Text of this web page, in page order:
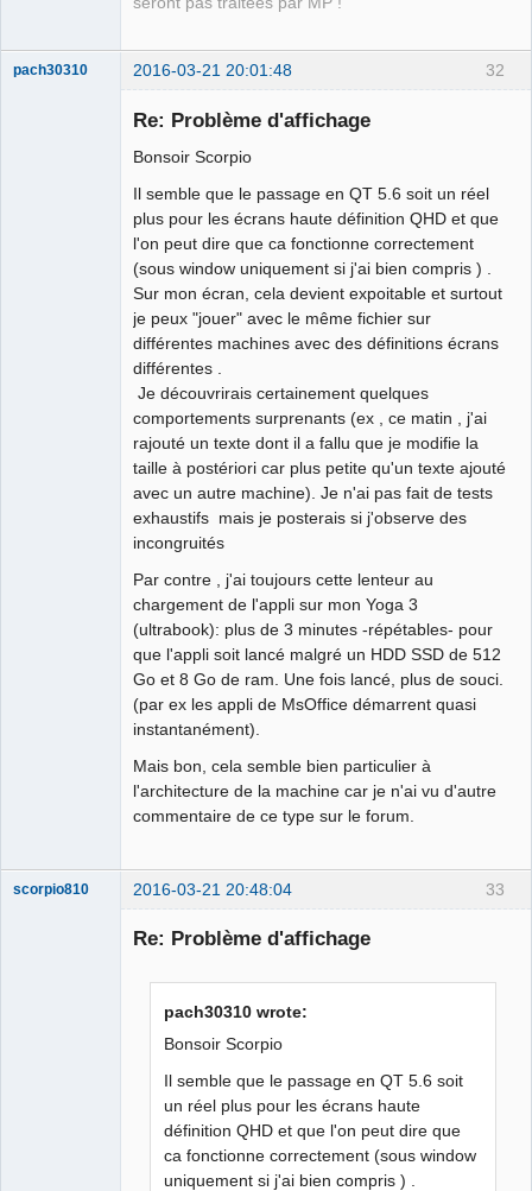
32
pach30310 2016-03-21 20:01:48
Re: Problème d'affichage
Bonsoir Scorpio
Il semble que le passage en QT 5.6 soit un réel
plus pour les écrans haute définition QHD et que
l'on peut dire que ca fonctionne correctement
(sous window uniquement si j'ai bien compris ) .
Sur mon écran, cela devient expoitable et surtout
je peux "jouer" avec le même fichier sur
différentes machines avec des définitions écrans
différentes .
Je découvrirais certainement quelques
comportements surprenants (ex , ce matin , j'ai
rajouté un texte dont il a fallu que je modifie la
taille à postériori car plus petite qu'un texte ajouté
avec un autre machine). Je n'ai pas fait de tests
exhaustifs mais je posterais si j'observe des
incongruités
Par contre , j'ai toujours cette lenteur au
chargement de l'appli sur mon Yoga 3
(ultrabook): plus de 3 minutes -répétables- pour
que l'appli soit lancé malgré un HDD SSD de 512
Go et 8 Go de ram. Une fois lancé, plus de souci.
(par ex les appli de MsOffice démarrent quasi
instantanément).
Mais bon, cela semble bien particulier à
l'architecture de la machine car je n'ai vu d'autre
commentaire de ce type sur le forum.
33
scorpio810 2016-03-21 20:48:04
Re: Problème d'affichage
pach30310 wrote:
Bonsoir Scorpio
Il semble que le passage en QT 5.6 soit
un réel plus pour les écrans haute
définition QHD et que l'on peut dire que
ca fonctionne correctement (sous window
uniquement si j'ai bien compris ) .